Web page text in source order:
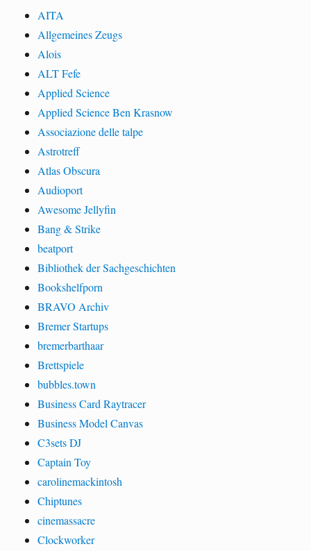
AITA
Allgemeines Zeugs
Alois
ALT Fefe
Applied Science
Applied Science Ben Krasnow
Associazione delle talpe
Astrotreff
Atlas Obscura
Audioport
Awesome Jellyfin
Bang & Strike
beatport
Bibliothek der Sachgeschichten
Bookshelfporn
BRAVO Archiv
Bremer Startups
bremerbarthaar
Brettspiele
bubbles.town
Business Card Raytracer
Business Model Canvas
C3sets DJ
Captain Toy
carolinemackintosh
Chiptunes
cinemassacre
Clockworker